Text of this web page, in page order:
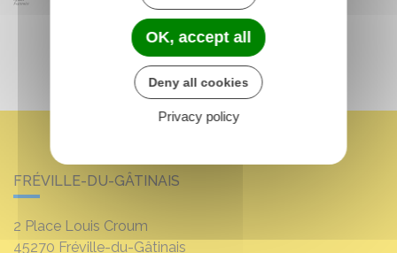
FRÉVILLE-DU-GÂTINAIS
2 Place Louis Croum
45270 Fréville-du-Gâtinais
OK, accept all
Deny all cookies
Privacy policy